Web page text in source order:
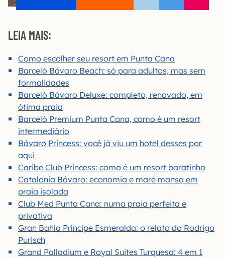
LEIA MAIS:
Como escolher seu resort em Punta Cana
Barceló Bávaro Beach: só para adultos, mas sem
formalidades
Barceló Bávaro Deluxe: completo, renovado, em
ótima praia
Barceló Premium Punta Cana, como é um resort
intermediário
Bávaro Princess: você já viu um hotel desses por
aqui
Caribe Club Princess: como é um resort baratinho
Catalonia Bávaro: economia e maré mansa em
praia isolada
Club Med Punta Cana: numa praia perfeita e
privativa
Gran Bahía Príncipe Esmeralda: o relato do Rodrigo
Purisch
Grand Palladium e Royal Suites Turquesa: 4 em 1